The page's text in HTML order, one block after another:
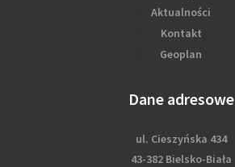
Aktualności
Kontakt
Geoplan
Dane adresowe
ul. Cieszyńska 434
43-382 Bielsko-Biała